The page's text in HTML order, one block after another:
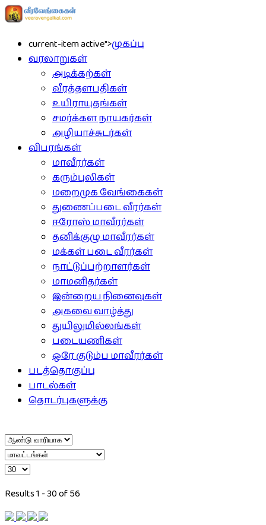
current-item active">முகப்பு
வரலாறுகள்
அடிக்கற்கள்
வீரத்தளபதிகள்
உயிராயுதங்கள்
சமர்க்கள நாயகர்கள்
அழியாச்சுடர்கள்
விபரங்கள்
மாவீரர்கள்
கரும்புலிகள்
மறைமுக வேங்கைகள்
துணைப்படை வீரர்கள்
ஈரோஸ் மாவீரர்கள்
தனிக்குழு மாவீரர்கள்
மக்கள் படை வீரர்கள்
நாட்டுப்பற்றாளர்கள்
மாமனிதர்கள்
இன்றைய நினைவுகள்
அகவை வாழ்த்து
துயிலுமில்லங்கள்
படையணிகள்
ஒரே குடும்ப மாவீரர்கள்
படத்தொகுப்பு
பாடல்கள்
தொடர்புகளுக்கு
Results 1 - 30 of 56